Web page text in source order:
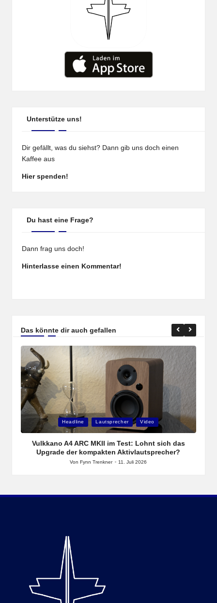
Unterstütze uns!
Dir gefällt, was du siehst? Dann gib uns doch einen
Kaffee aus
Hier spenden!
Du hast eine Frage?
Dann frag uns doch!
Hinterlasse einen Kommentar!
Das könnte dir auch gefallen
Posted
in
Headline Lautsprecher Video
Vulkkano A4 ARC MKII im Test: Lohnt sich das
Upgrade der kompakten Aktivlautsprecher?
Posted
Von Fynn Trenkner 11. Juli 2026